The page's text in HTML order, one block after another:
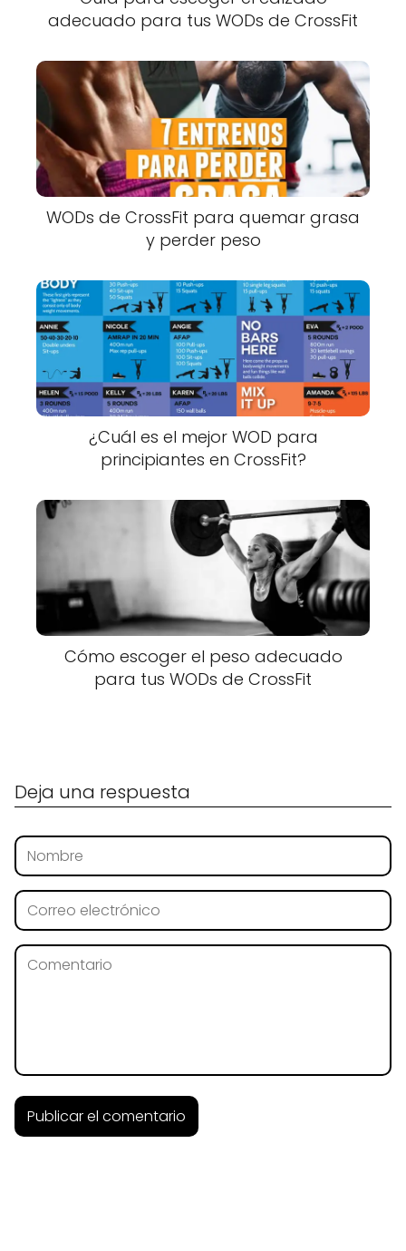
adecuado para tus WODs de CrossFit
WODs de CrossFit para quemar grasa
y perder peso
¿Cuál es el mejor WOD para
principiantes en CrossFit?
Cómo escoger el peso adecuado
para tus WODs de CrossFit
Deja una respuesta